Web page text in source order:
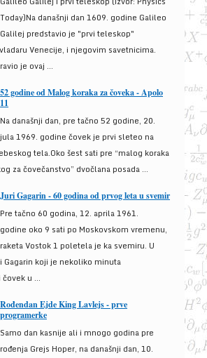
Today)Na današnji dan 1609. godine Galileo
Galilej predstavio je "prvi teleskop"
Venecije, i njegovim savetnicima.
je ovaj ...
52 godine od Malog koraka za čoveka - Apolo
11
Na današnji dan, pre tačno 52 godine, 20.
jula 1969. godine čovek je prvi sleteo na
tela.Oko šest sati pre “malog koraka
za čovečanstvo” dvočlana posada ...
Juri Gagarin - 60 godina od prvog leta u svemir
Pre tačno 60 godina, 12. aprila 1961.
godine oko 9 sati po Moskovskom vremenu,
raketa Vostok 1 poletela je ka svemiru. U
Gagarin koji je nekoliko minuta
u ...
Rođendan Ejde King Lavlejs - prve
programerke
Samo dan kasnije ali i mnogo godina pre
rođenja Grejs Hoper, na današnji dan, 10.